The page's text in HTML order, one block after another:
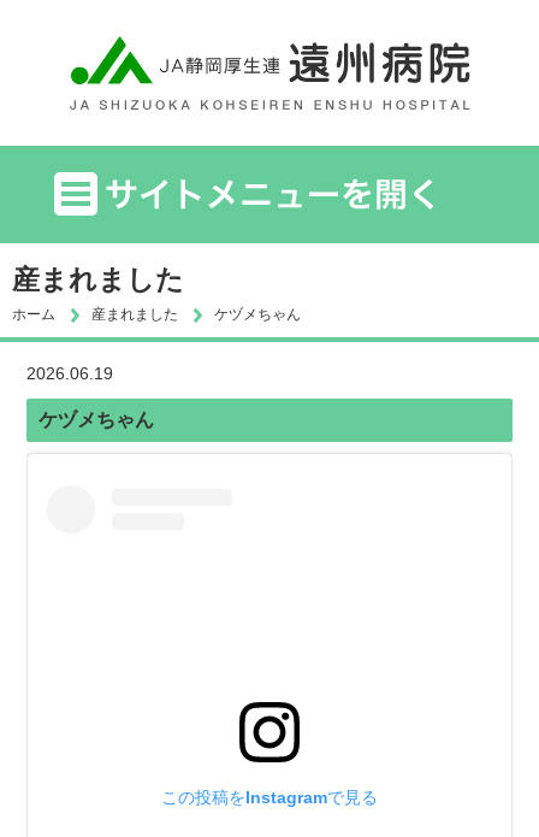
産まれました
ホーム 産まれました ケヅメちゃん
2026.06.19
ケヅメちゃん
この投稿をInstagramで見る